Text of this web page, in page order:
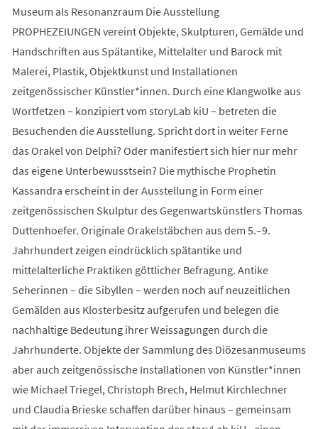
Museum als Resonanzraum Die Ausstellung
PROPHEZEIUNGEN vereint Objekte, Skulpturen, Gemälde und
Handschriften aus Spätantike, Mittelalter und Barock mit
Malerei, Plastik, Objektkunst und Installationen
zeitgenössischer Künstler*innen. Durch eine Klangwolke aus
Wortfetzen – konzipiert vom storyLab kiU – betreten die
Besuchenden die Ausstellung. Spricht dort in weiter Ferne
das Orakel von Delphi? Oder manifestiert sich hier nur mehr
das eigene Unterbewusstsein? Die mythische Prophetin
Kassandra erscheint in der Ausstellung in Form einer
zeitgenössischen Skulptur des Gegenwartskünstlers Thomas
Duttenhoefer. Originale Orakelstäbchen aus dem 5.–9.
Jahrhundert zeigen eindrücklich spätantike und
mittelalterliche Praktiken göttlicher Befragung. Antike
Seherinnen – die Sibyllen – werden noch auf neuzeitlichen
Gemälden aus Klosterbesitz aufgerufen und belegen die
nachhaltige Bedeutung ihrer Weissagungen durch die
Jahrhunderte. Objekte der Sammlung des Diözesanmuseums
aber auch zeitgenössische Installationen von Künstler*innen
wie Michael Triegel, Christoph Brech, Helmut Kirchlechner
und Claudia Brieske schaffen darüber hinaus – gemeinsam